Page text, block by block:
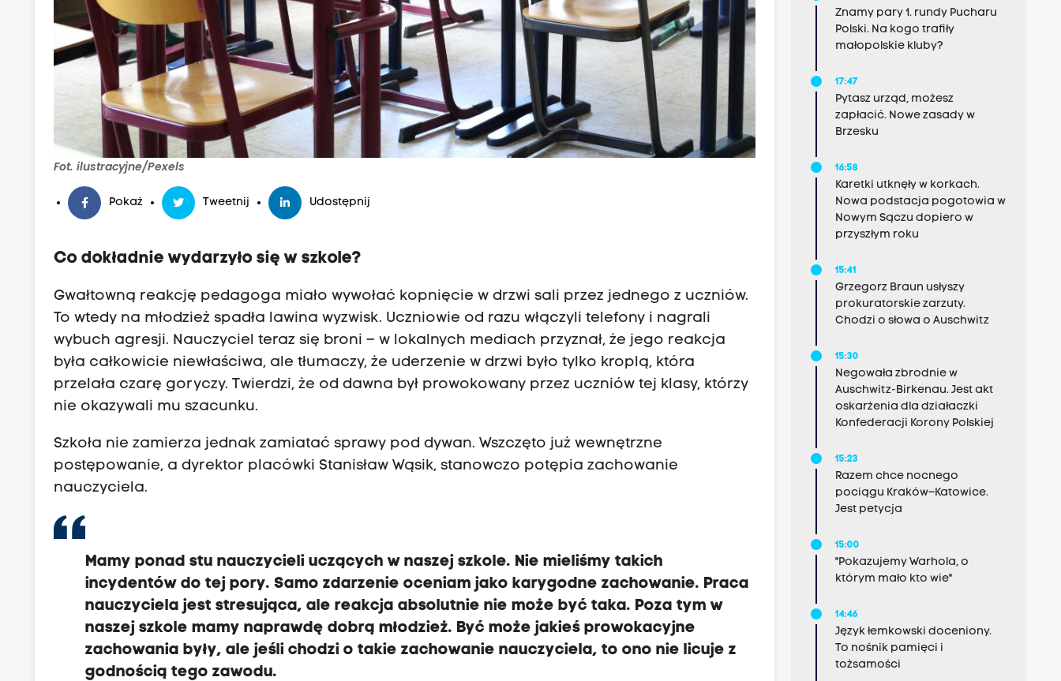
Fot. ilustracyjne/Pexels
Pokaż Tweetnij Udostępnij
Co dokładnie wydarzyło się w szkole?
Gwałtowną reakcję pedagoga miało wywołać kopnięcie w drzwi sali przez jednego z uczniów.
To wtedy na młodzież spadła lawina wyzwisk. Uczniowie od razu włączyli telefony i nagrali
wybuch agresji. Nauczyciel teraz się broni – w lokalnych mediach przyznał, że jego reakcja
była całkowicie niewłaściwa, ale tłumaczy, że uderzenie w drzwi było tylko kroplą, która
przelała czarę goryczy. Twierdzi, że od dawna był prowokowany przez uczniów tej klasy, którzy
nie okazywali mu szacunku.
Szkoła nie zamierza jednak zamiatać sprawy pod dywan. Wszczęto już wewnętrzne
postępowanie, a dyrektor placówki Stanisław Wąsik, stanowczo potępia zachowanie
nauczyciela.
Mamy ponad stu nauczycieli uczących w naszej szkole. Nie mieliśmy takich
incydentów do tej pory. Samo zdarzenie oceniam jako karygodne zachowanie. Praca
nauczyciela jest stresująca, ale reakcja absolutnie nie może być taka. Poza tym w
naszej szkole mamy naprawdę dobrą młodzież. Być może jakieś prowokacyjne
zachowania były, ale jeśli chodzi o takie zachowanie nauczyciela, to ono nie licuje z
godnością tego zawodu.
Znamy pary 1. rundy Pucharu
Polski. Na kogo trafiły
małopolskie kluby?
17:47
Pytasz urząd, możesz
zapłacić. Nowe zasady w
Brzesku
16:58
Karetki utknęły w korkach.
Nowa podstacja pogotowia w
Nowym Sączu dopiero w
przyszłym roku
15:41
Grzegorz Braun usłyszy
prokuratorskie zarzuty.
Chodzi o słowa o Auschwitz
15:30
Negowała zbrodnie w
Auschwitz-Birkenau. Jest akt
oskarżenia dla działaczki
Konfederacji Korony Polskiej
15:23
Razem chce nocnego
pociągu Kraków–Katowice.
Jest petycja
15:00
"Pokazujemy Warhola, o
którym mało kto wie"
14:46
Język łemkowski doceniony.
To nośnik pamięci i
tożsamości